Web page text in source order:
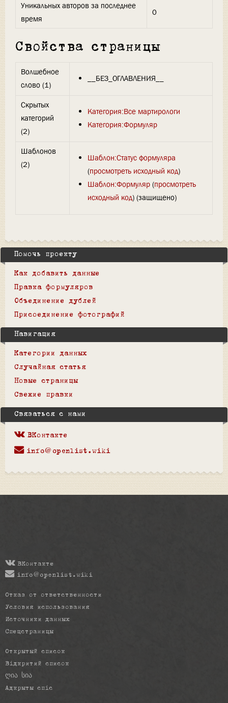
Уникальных авторов за последнее
время
0
Свойства страницы
Волшебное
слово (1)
__БЕЗ_ОГЛАВЛЕНИЯ__
Скрытых
категорий
(2)
Категория:Все мартирологи
Категория:Формуляр
Шаблонов
(2)
Шаблон:Статус формуляра
(просмотреть исходный код)
Шаблон:Формуляр(просмотреть
исходный код) (защищено)
Помочь проекту
Как добавить данные
Правка формуляров
Объединение дублей
Присоединение фотографий
Навигация
Категории данных
Случайная статья
Новые страницы
Свежие правки
Связаться с нами
ВКонтакте
info@openlist.wiki
ВКонтакте
info@openlist.wiki
Отказ от ответственности
Условия использования
Источники данных
Спецстраницы
Открытый список
Відкритий список
ღია სია
Адкрыты спіс